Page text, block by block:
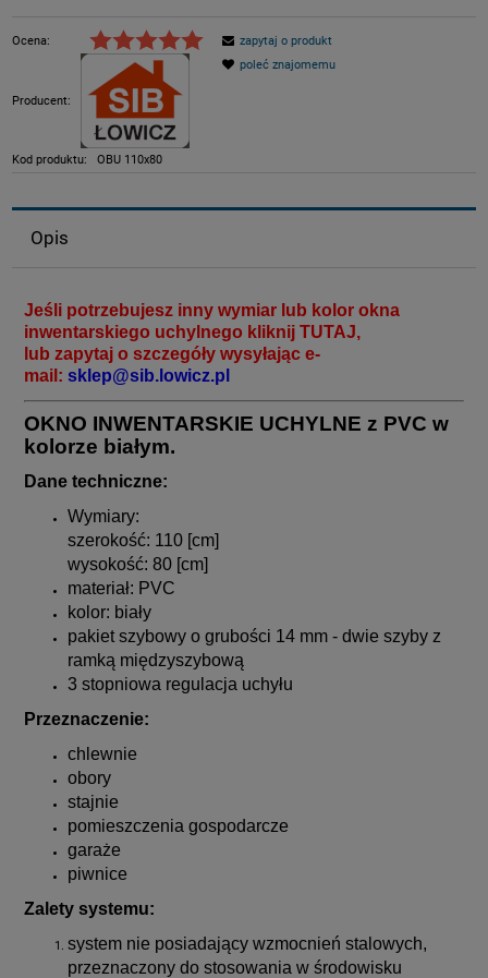
Ocena:
Producent:
Kod produktu: OBU 110x80
zapytaj o produkt
poleć znajomemu
Opis
Jeśli potrzebujesz inny wymiar lub kolor okna
inwentarskiego uchylnego kliknij TUTAJ,
lub zapytaj o szczegóły wysyłając e-
mail: sklep@sib.lowicz.pl
OKNO INWENTARSKIE UCHYLNE z PVC w
kolorze białym.
Dane techniczne:
Wymiary:
szerokość: 110 [cm]
wysokość: 80 [cm]
materiał: PVC
kolor: biały
pakiet szybowy o grubości 14 mm - dwie szyby z
ramką międzyszybową
3 stopniowa regulacja uchyłu
Przeznaczenie:
chlewnie
obory
stajnie
pomieszczenia gospodarcze
garaże
piwnice
Zalety systemu:
system nie posiadający wzmocnień stalowych,
przeznaczony do stosowania w środowisku